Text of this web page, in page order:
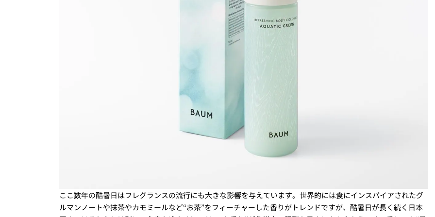
ここ数年の酷暑日はフレグランスの流行にも大きな影響を与えています。世界的には食にインスパイアされたグ
ルマンノートや抹茶やカモミールなど“お茶”をフィーチャーした香りがトレンドですが、酷暑日が長く続く日本